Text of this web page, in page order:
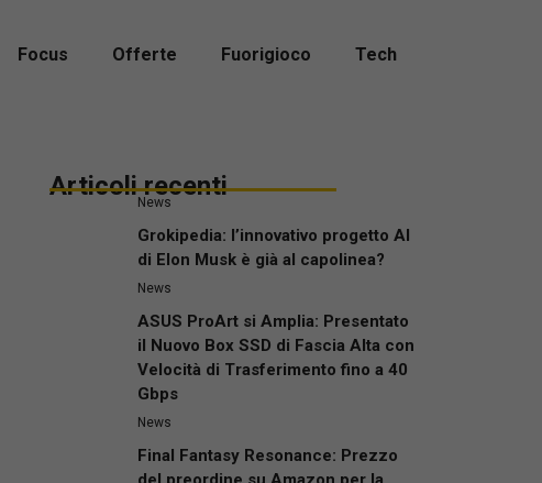
Focus Offerte Fuorigioco Tech
Articoli recenti
News
Grokipedia: l’innovativo progetto AI
di Elon Musk è già al capolinea?
News
ASUS ProArt si Amplia: Presentato
il Nuovo Box SSD di Fascia Alta con
Velocità di Trasferimento fino a 40
Gbps
News
Final Fantasy Resonance: Prezzo